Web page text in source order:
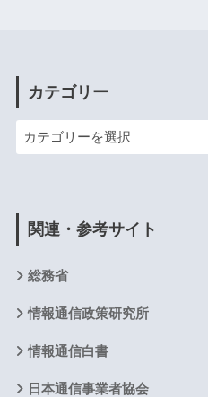
カテゴリー
関連・参考サイト
総務省
情報通信政策研究所
情報通信白書
日本通信事業者協会